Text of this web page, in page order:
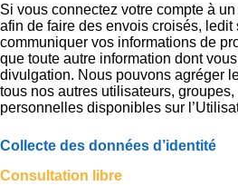
Si vous connectez votre compte à
afin de faire des envois croisés, ledit
communiquer vos informations de
que toute autre information dont
divulgation. Nous pouvons agréger
tous nos autres utilisateurs,
personnelles disponibles sur
Collecte des données d’identité
Consultation libre